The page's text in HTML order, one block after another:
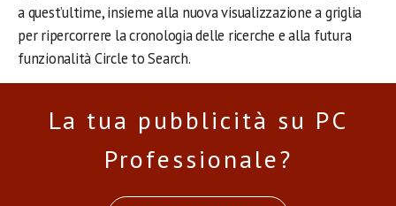
a quest’ultime, insieme alla nuova visualizzazione a griglia
per ripercorrere la cronologia delle ricerche e alla futura
funzionalità Circle to Search.
La tua pubblicità su PC
Professionale?